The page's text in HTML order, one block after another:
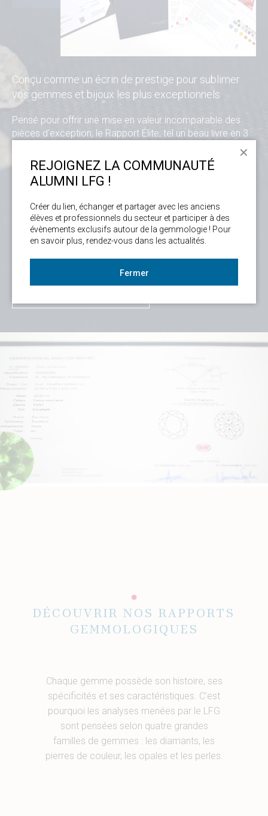
REJOIGNEZ LA COMMUNAUTÉ
ALUMNI LFG !
Créer du lien, échanger et partager avec les anciens
élèves et professionnels du secteur et participer à des
évènements exclusifs autour de la gemmologie ! Pour
en savoir plus, rendez-vous dans les actualités.
Fermer
✕
Conçu comme un écrin de prestige pour sublimer
vos gemmes et bijoux les plus exceptionnels
Pensé pour offrir une mise en valeur incomparable des
pièces d'exception, le Rapport Élite, tel un beau livre en 3
- Le rapport d’analyse classique
- La photo haute qualité de votre bijou ou gemme
d'exception
à l'histoire de votre bijou ou de la gemme, qu'aux données
scientifiques de l'analyse
Un format d’excellence, fidèle aux standards du LFG.
DÉCOUVRIR NOS RAPPORTS
GEMMOLOGIQUES
Chaque gemme possède son histoire, ses
spécificités et ses caractéristiques. C’est
pourquoi les analyses menées par le LFG
sont pensées selon quatre grandes
familles de gemmes : les diamants, les
pierres de couleur, les opales et les perles.